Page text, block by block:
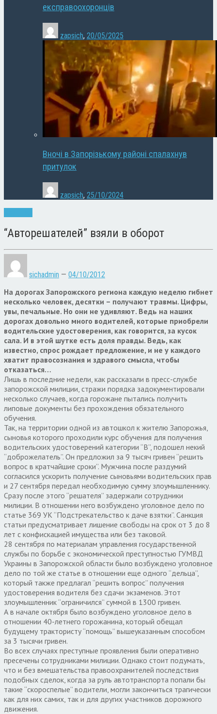
експравоохоронців
zapsich, 20/05/2025
Вночі в Запорізькому районі спалахнув
притулок
zapsich, 25/10/2024
“Авторешателей” взяли в оборот
sichadmin — 04/10/2012
На дорогах Запорожского региона каждую неделю гибнет
несколько человек, десятки – получают травмы. Цифры,
увы, печальные. Но они не удивляют. Ведь на наших
дорогах довольно много водителей, которые приобрели
водительские удостоверения, как говорится, за кусок
сала. И в этой шутке есть доля правды. Ведь, как
известно, спрос рождает предложение, и не у каждого
хватит правосознания и здравого смысла, чтобы
отказаться…
Лишь в последние недели, как рассказали в пресс-службе
запорожской милиции, стражи порядка задокументировали
несколько случаев, когда горожане пытались получить
липовые документы без прохождения обязательного
обучения.
Так, на территории одной из автошкол к жителю Запорожья,
сыновья которого проходили курс обучения для получения
водительских удостоверений категории “В”, подошел некий
“доброжелатель”. Он предложил за 9 тысяч гривен “решить
вопрос в кратчайшие сроки”. Мужчина после раздумий
согласился ускорить получение сыновьями водительских прав
и 27 сентября передал необходимую сумму злоумышленнику.
Сразу после этого “решателя” задержали сотрудники
милиции. В отношении него возбуждено уголовное дело по
статье 369 УК “Подстрекательство к даче взятки”. Санкция
статьи предусматривает лишение свободы на срок от 3 до 8
лет с конфискацией имущества или без таковой.
28 сентября по материалам управления государственной
службы по борьбе с экономической преступностью ГУМВД
Украины в Запорожской области было возбуждено уголовное
дело по той же статье в отношении еще одного “дельца”,
который также предлагал “решить вопрос” получения
удостоверения водителя без сдачи экзаменов. Этот
злоумышленник “ограничился” суммой в 1300 гривен.
А в начале октября было возбуждено уголовное дело в
отношении 40-летнего горожанина, который обещал
будущему трактористу “помощь” вышеуказанным способом
за 3 тысячи гривен.
Во всех случаях преступные проявления были оперативно
пресечены сотрудниками милиции. Однако стоит подумать,
что и без вмешательства правоохранителей последствия
подобных сделок, когда за руль автотранспорта попали бы
такие “скороспелые” водители, могли закончиться трагически
как для них самих, так и для других участников дорожного
движения.